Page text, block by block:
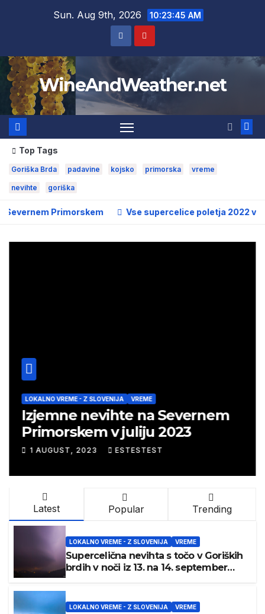
Sun. Aug 9th, 2026 10:23:47 AM
WineAndWeather.net
Top Tags
Goriška Brda padavine kojsko primorska vreme
nevihte goriška
Vse supercelice poletja 2022 v Goriških brdih
LOKALNO VREME - Z SLOVENIJA VREME
Izjemne nevihte na Severnem
Primorskem v juliju 2023
1 AUGUST, 2023 ESTESTEST
Latest Popular Trending
LOKALNO VREME - Z SLOVENIJA VREME
Supercelična nevihta s točo v Goriških
brdih v noči iz 13. na 14. september
LOKALNO VREME - Z SLOVENIJA VREME